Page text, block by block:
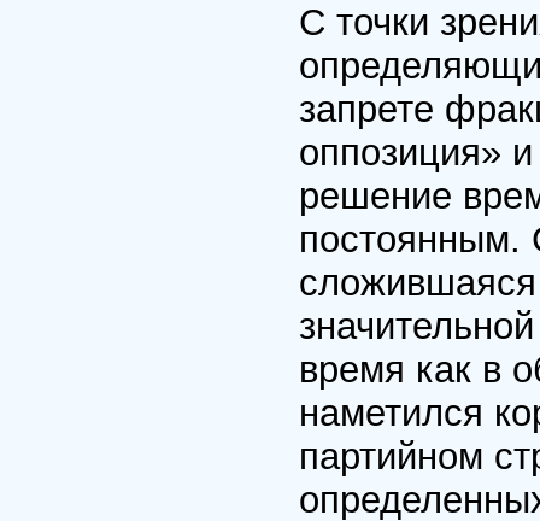
С точки
запрете
оппозиция»
решение
постоянным.
время как в
наметился
партийном